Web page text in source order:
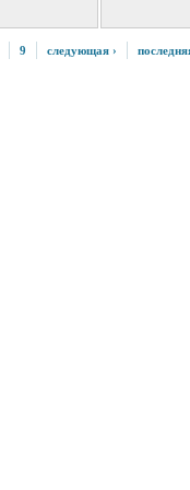
9 следующая ›